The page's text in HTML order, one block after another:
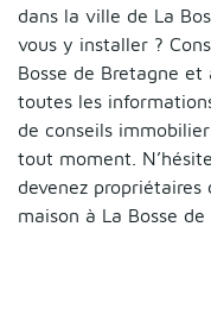
dans la ville de La
vous y installer ?
Bosse de Bretagne
toutes les
de conseils
tout moment.
devenez
maison à La Bosse